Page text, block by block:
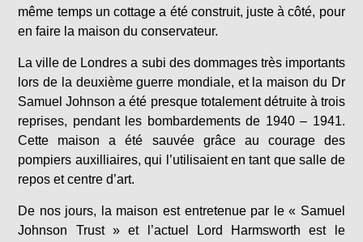
même temps un cottage a été construit, juste à côté, pour
en faire la maison du conservateur.
La ville de Londres a subi des dommages très importants
lors de la deuxième guerre mondiale, et la maison du Dr
Samuel Johnson a été presque totalement détruite à trois
reprises, pendant les bombardements de 1940 – 1941.
Cette maison a été sauvée grâce au courage des
pompiers auxilliaires, qui l’utilisaient en tant que salle de
repos et centre d’art.
De nos jours, la maison est entretenue par le « Samuel
Johnson Trust » et l’actuel Lord Harmsworth est le